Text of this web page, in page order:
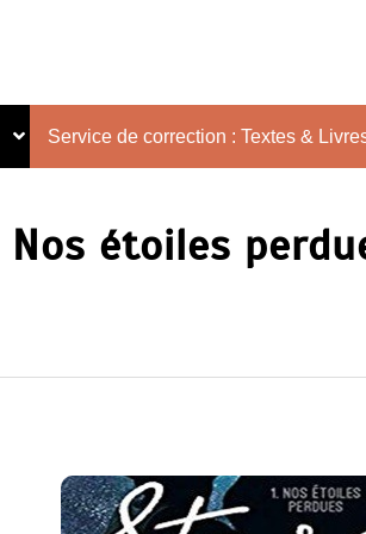
Service de correction : Textes &
Nos étoiles